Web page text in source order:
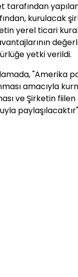
tarafından
kurulacak
yerel ticari
yetki verildi.
"Amerika
amacıyla
ve Şirketin